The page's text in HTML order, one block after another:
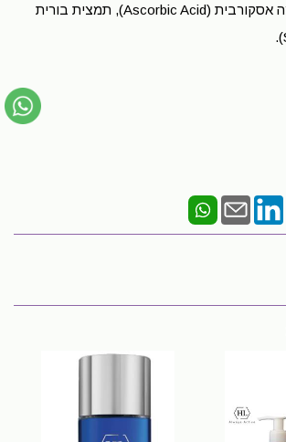
(Citric Acid), חומצה אסקורבית (Ascorbic Acid), תמצית בורית